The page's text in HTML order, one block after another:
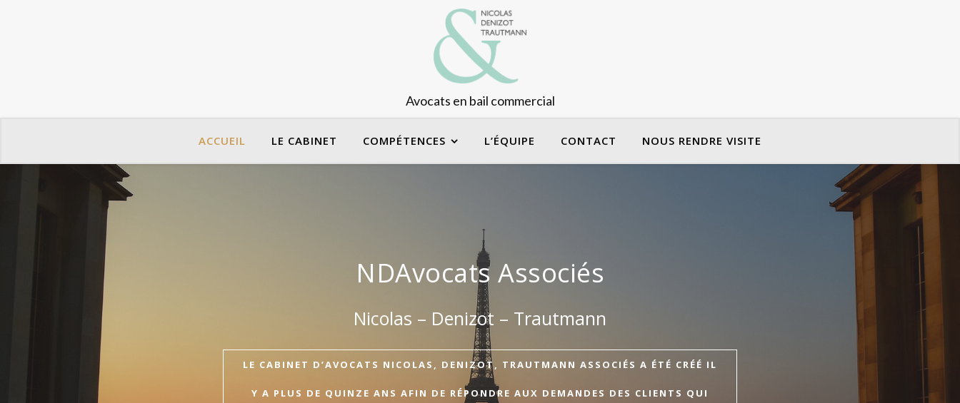
Avocats en bail commercial
ACCUEIL LE CABINET COMPÉTENCES L’ÉQUIPE CONTACT NOUS RENDRE VISITE
NDAvocats Associés
Nicolas – Denizot – Trautmann
LE CABINET D’AVOCATS NICOLAS, DENIZOT, TRAUTMANN ASSOCIÉS A ÉTÉ CRÉÉ IL
Y A PLUS DE QUINZE ANS AFIN DE RÉPONDRE AUX DEMANDES DES CLIENTS QUI